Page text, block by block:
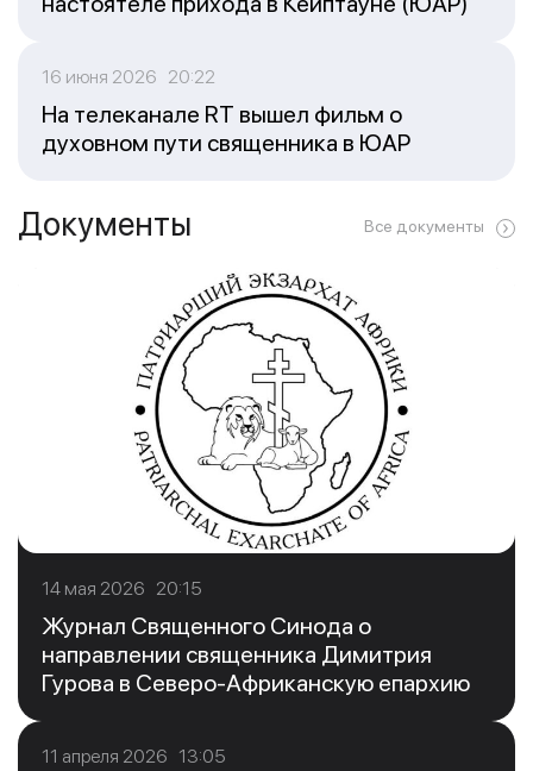
16 июня 2026 20:22
На телеканале RT вышел фильм о
духовном пути священника в ЮАР
Документы Все документы
14 мая 2026 20:15
Журнал Священного Синода о
направлении священника Димитрия
Гурова в Северо-Африканскую епархию
11 апреля 2026 13:05